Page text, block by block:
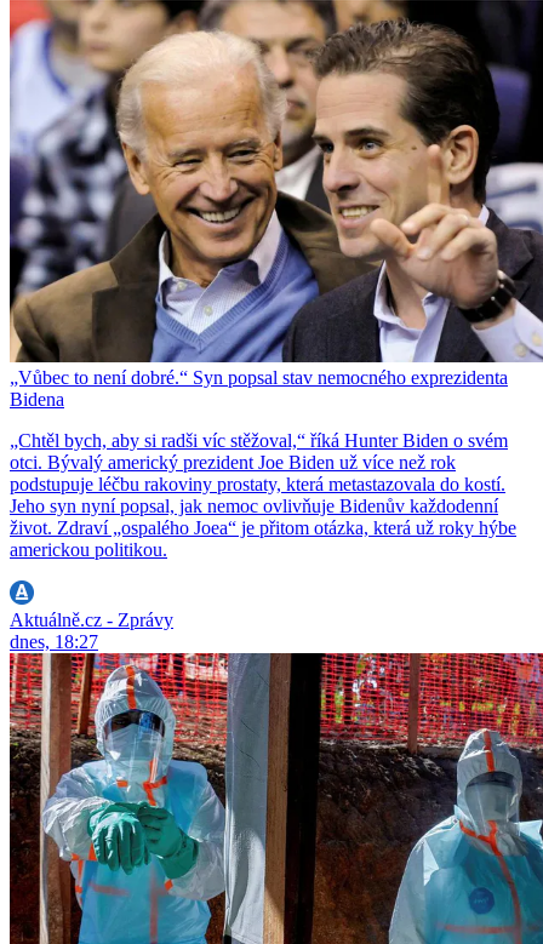
„Vůbec to není dobré.“ Syn popsal stav nemocného exprezidenta
Bidena
„Chtěl bych, aby si radši víc stěžoval,“ říká Hunter Biden o svém
otci. Bývalý americký prezident Joe Biden už více než rok
podstupuje léčbu rakoviny prostaty, která metastazovala do kostí.
Jeho syn nyní popsal, jak nemoc ovlivňuje Bidenův každodenní
život. Zdraví „ospalého Joea“ je přitom otázka, která už roky hýbe
americkou politikou.
Aktuálně.cz - Zprávy
dnes, 18:27